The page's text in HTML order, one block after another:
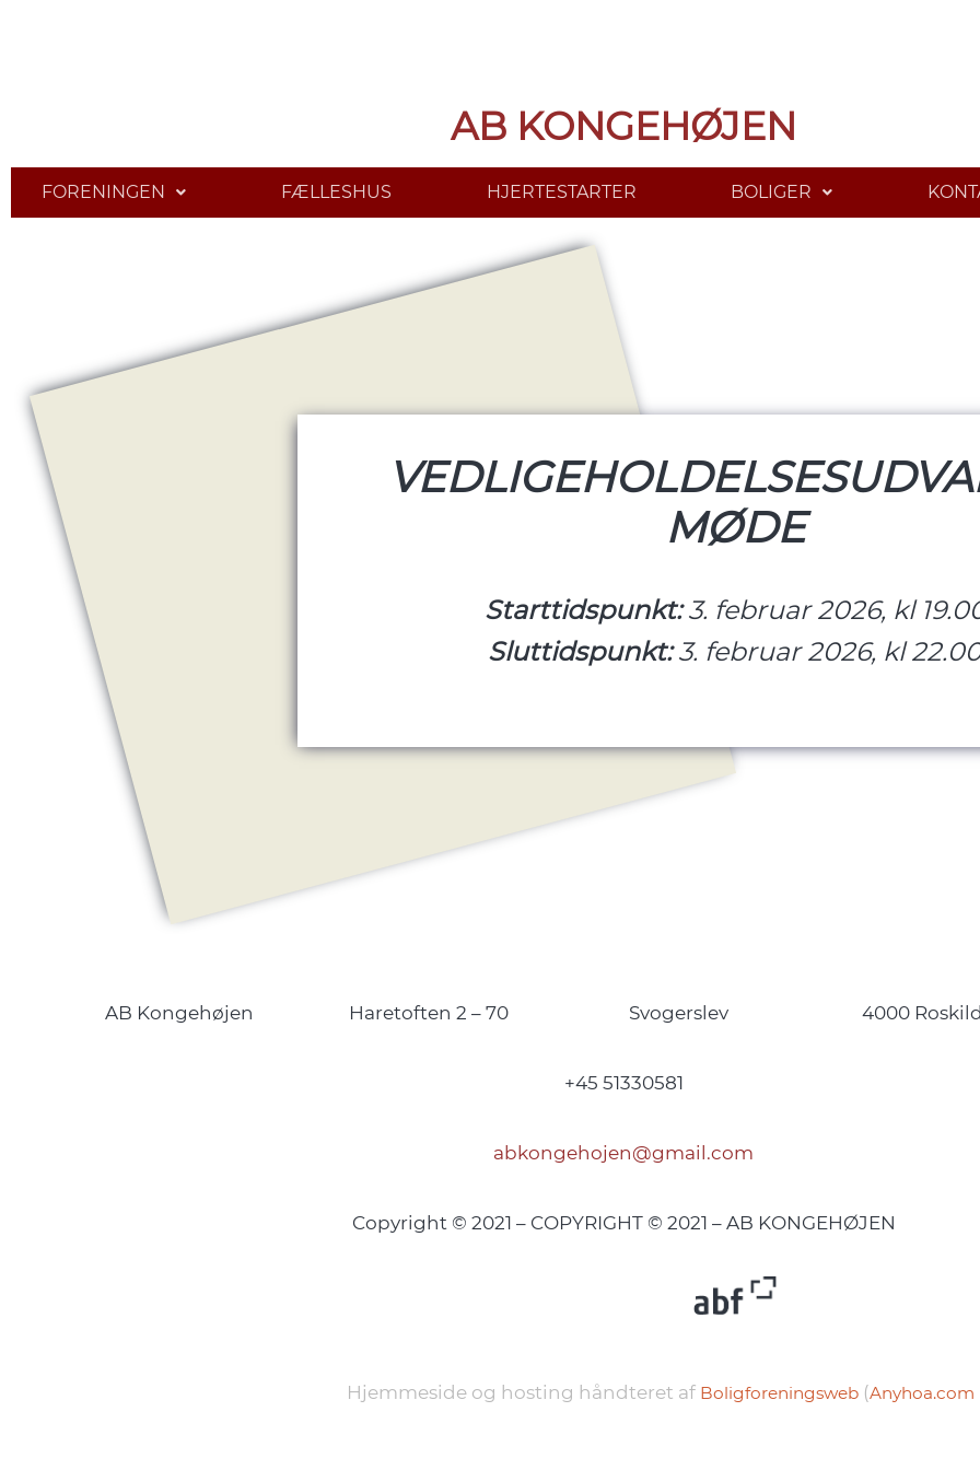
AB KONGEHØJEN
FORENINGEN FÆLLESHUS HJERTESTARTER BOLIGER
MØDE
Starttidspunkt:3. februar 2026, kl
Sluttidspunkt:3. februar 2026, kl
AB Kongehøjen Haretoften 2 – 70 Svogerslev 4000
+45 51330581
abkongehojen@gmail.com
Copyright © 2021 – COPYRIGHT © 2021 – AB KONGEHØJEN
Hjemmeside og hosting håndteret af Boligforeningsweb(Anyhoa.com